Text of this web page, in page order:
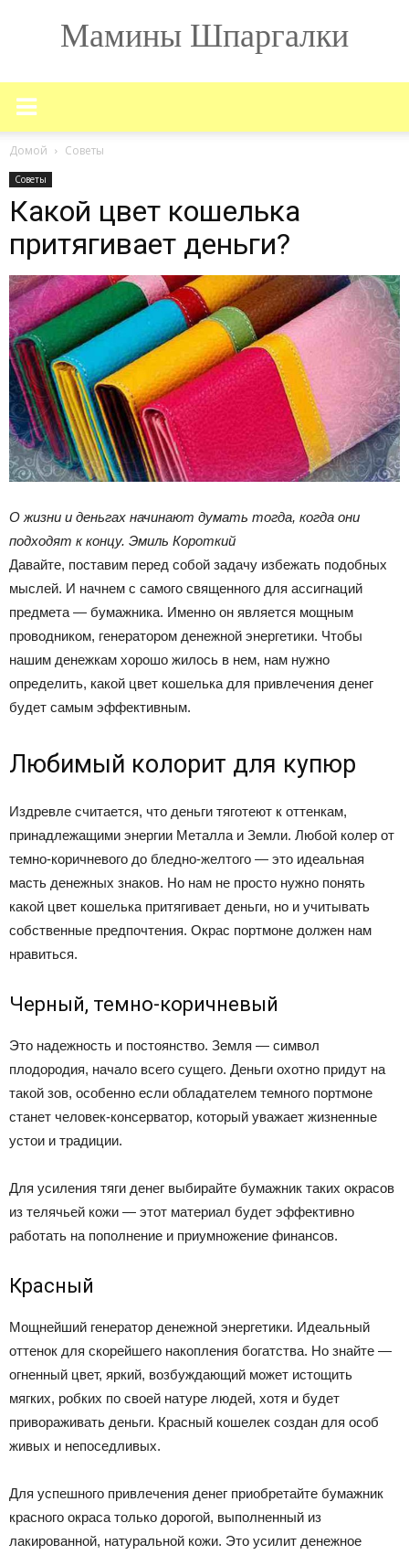
Мамины Шпаргалки
Домой Советы
Советы
Какой цвет кошелька
притягивает деньги?
О жизни и деньгах начинают думать тогда, когда они
подходят к концу. Эмиль Короткий
Давайте, поставим перед собой задачу избежать подобных
мыслей. И начнем с самого священного для ассигнаций
предмета — бумажника. Именно он является мощным
проводником, генератором денежной энергетики. Чтобы
нашим денежкам хорошо жилось в нем, нам нужно
определить, какой цвет кошелька для привлечения денег
будет самым эффективным.
Любимый колорит для купюр
Издревле считается, что деньги тяготеют к оттенкам,
принадлежащими энергии Металла и Земли. Любой колер от
темно-коричневого до бледно-желтого — это идеальная
масть денежных знаков. Но нам не просто нужно понять
какой цвет кошелька притягивает деньги, но и учитывать
собственные предпочтения. Окрас портмоне должен нам
нравиться.
Черный, темно-коричневый
Это надежность и постоянство. Земля — символ
плодородия, начало всего сущего. Деньги охотно придут на
такой зов, особенно если обладателем темного портмоне
станет человек-консерватор, который уважает жизненные
устои и традиции.
Для усиления тяги денег выбирайте бумажник таких окрасов
из телячьей кожи — этот материал будет эффективно
работать на пополнение и приумножение финансов.
Красный
Мощнейший генератор денежной энергетики. Идеальный
оттенок для скорейшего накопления богатства. Но знайте —
огненный цвет, яркий, возбуждающий может истощить
мягких, робких по своей натуре людей, хотя и будет
привораживать деньги. Красный кошелек создан для особ
живых и непоседливых.
Для успешного привлечения денег приобретайте бумажник
красного окраса только дорогой, выполненный из
лакированной, натуральной кожи. Это усилит денежное